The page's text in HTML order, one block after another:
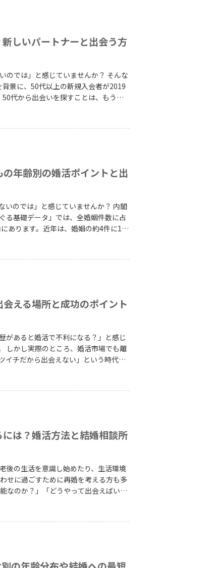
しいパートナーと出会う方
は」と感じていませんか？ そんな
景に、50代以上の新規入会者が2019
代から出会いを探すことは、もう特
年齢別の婚活ポイントと出
のでは」と感じていませんか？ 内閣
る基礎データ」では、全婚姻件数に占
あります。近年は、婚姻の約4件に1件
あることも確かです。しかし「子ども
うか」を変えることで、理解ある相手
える場所と成功のポイント
があると婚活で不利になる？」と感じ
イチだから出会えない」という時代で
婚相手と出会うための具体的な方法を
も、子なしバツイチで悩んでいる方
は？婚活方法と結婚相談所
後の生活を意識し始めたり、生活環境
なのか？」「どうやって出会えばいい
40代活動データまで詳しく解説しま